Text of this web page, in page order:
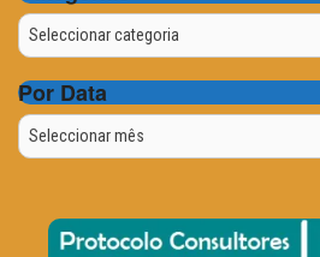
Categorias
Por Data
Por
Data